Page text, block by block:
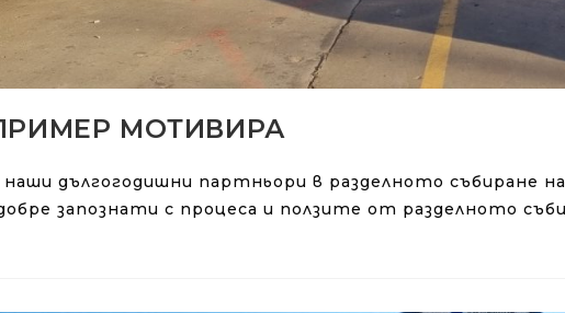
МОТИВИРА
наши дългогодишни партньори в разделното събиране
запознати с процеса и ползите от разделното